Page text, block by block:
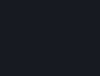
nie mają wartości poza
wykorzystywane
powiązanych treści za
tym między innymi gier i
pośrednictwem Sklepu
Steam) i Sprzętu. Środki
pieniężnej i nie można
Portfela Steam, które są
mogą zostać przekazane